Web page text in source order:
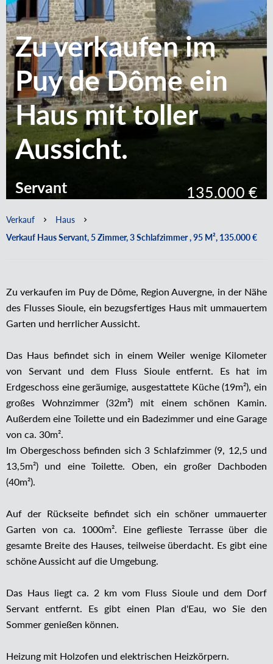
Zu verkaufen im
Puy de Dôme ein
Haus mit toller
Aussicht.
Servant 135.000 €
Verkauf
Haus
Verkauf Haus Servant, 5 Zimmer, 3 Schlafzimmer , 95 M², 135.000 €
Zu verkaufen im Puy de Dôme, Region Auvergne, in der Nähe
des Flusses Sioule, ein bezugsfertiges Haus mit ummauertem
Garten und herrlicher Aussicht.
Das Haus befindet sich in einem Weiler wenige Kilometer
von Servant und dem Fluss Sioule entfernt. Es hat im
Erdgeschoss eine geräumige, ausgestattete Küche (19m²), ein
großes Wohnzimmer (32m²) mit einem schönen Kamin.
Außerdem eine Toilette und ein Badezimmer und eine Garage
von ca. 30m².
Im Obergeschoss befinden sich 3 Schlafzimmer (9, 12,5 und
13,5m²) und eine Toilette. Oben, ein großer Dachboden
(40m²).
Auf der Rückseite befindet sich ein schöner ummauerter
Garten von ca. 1000m². Eine geflieste Terrasse über die
gesamte Breite des Hauses, teilweise überdacht. Es gibt eine
schöne Aussicht auf die Umgebung.
Das Haus liegt ca. 2 km vom Fluss Sioule und dem Dorf
Servant entfernt. Es gibt einen Plan d'Eau, wo Sie den
Sommer genießen können.
Heizung mit Holzofen und elektrischen Heizkörpern.